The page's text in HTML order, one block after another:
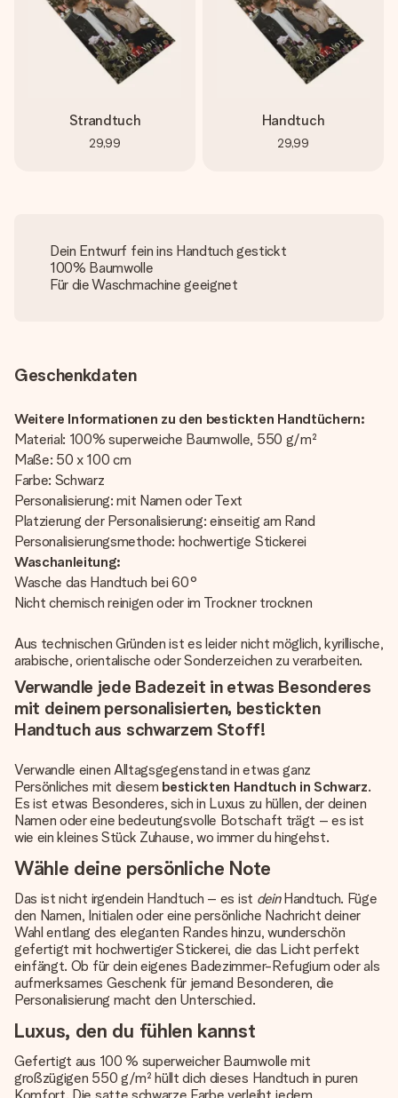
Strandtuch
29,99
Handtuch
29,99
Dein Entwurf fein ins Handtuch gestickt
100% Baumwolle
Für die Waschmachine geeignet
Geschenkdaten
Weitere Informationen zu den bestickten Handtüchern:
Material: 100% superweiche Baumwolle, 550 g/m²
Maße: 50 x 100 cm
Farbe: Schwarz
Personalisierung: mit Namen oder Text
Platzierung der Personalisierung: einseitig am Rand
Personalisierungsmethode: hochwertige Stickerei
Waschanleitung:
Wasche das Handtuch bei 60°
Nicht chemisch reinigen oder im Trockner trocknen
Aus technischen Gründen ist es leider nicht möglich, kyrillische,
arabische, orientalische oder Sonderzeichen zu verarbeiten.
Verwandle jede Badezeit in etwas Besonderes
mit deinem personalisierten, bestickten
Handtuch aus schwarzem Stoff!
Verwandle einen Alltagsgegenstand in etwas ganz
Persönliches mit diesem bestickten Handtuch in Schwarz.
Es ist etwas Besonderes, sich in Luxus zu hüllen, der deinen
Namen oder eine bedeutungsvolle Botschaft trägt – es ist
wie ein kleines Stück Zuhause, wo immer du hingehst.
Wähle deine persönliche Note
Das ist nicht irgendein Handtuch – es ist deinHandtuch. Füge
den Namen, Initialen oder eine persönliche Nachricht deiner
Wahl entlang des eleganten Randes hinzu, wunderschön
gefertigt mit hochwertiger Stickerei, die das Licht perfekt
einfängt. Ob für dein eigenes Badezimmer-Refugium oder als
aufmerksames Geschenk für jemand Besonderen, die
Personalisierung macht den Unterschied.
Luxus, den du fühlen kannst
Gefertigt aus 100 % superweicher Baumwolle mit
großzügigen 550 g/m² hüllt dich dieses Handtuch in puren